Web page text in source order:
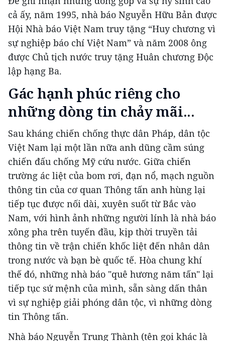
cả ấy, năm 1995, nhà báo Nguyễn Hữu Bản được
Hội Nhà báo Việt Nam truy tặng “Huy chương vì
sự nghiệp báo chí Việt Nam” và năm 2008 ông
được Chủ tịch nước truy tặng Huân chương Độc
lập hạng Ba.
Gác hạnh phúc riêng cho
những dòng tin chảy mãi...
Sau kháng chiến chống thực dân Pháp, dân tộc
Việt Nam lại một lần nữa anh dũng cầm súng
chiến đấu chống Mỹ cứu nước. Giữa chiến
trường ác liệt của bom rơi, đạn nổ, mạch nguồn
thông tin của cơ quan Thông tấn anh hùng lại
tiếp tục được nối dài, xuyên suốt từ Bắc vào
Nam, với hình ảnh những người lính là nhà báo
xông pha trên tuyến đầu, kịp thời truyền tải
thông tin về trận chiến khốc liệt đến nhân dân
trong nước và bạn bè quốc tế. Hòa chung khí
thế đó, những nhà báo "quê hương năm tấn" lại
tiếp tục sứ mệnh của mình, sẵn sàng dấn thân
vì sự nghiệp giải phóng dân tộc, vì những dòng
tin Thông tấn.
Nhà báo Nguyễn Trung Thành (tên gọi khác là